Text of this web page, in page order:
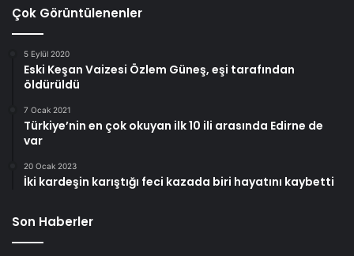
Çok Görüntülenenler
5 Eylül 2020
Eski Keşan Vaizesi Özlem Güneş, eşi tarafından
öldürüldü
7 Ocak 2021
Türkiye’nin en çok okuyan ilk 10 ili arasında Edirne de
var
20 Ocak 2023
İki kardeşin karıştığı feci kazada biri hayatını kaybetti
Son Haberler